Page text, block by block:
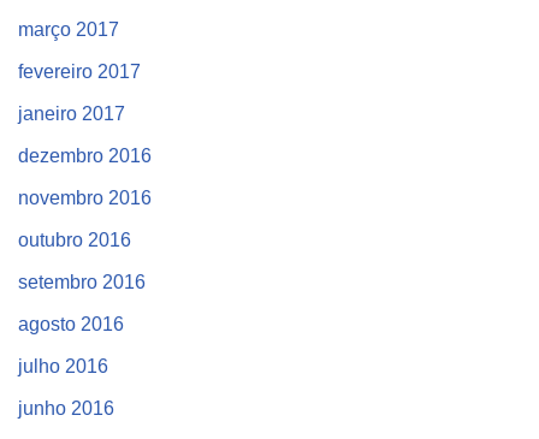
março 2017
fevereiro 2017
janeiro 2017
dezembro 2016
novembro 2016
outubro 2016
setembro 2016
agosto 2016
julho 2016
junho 2016